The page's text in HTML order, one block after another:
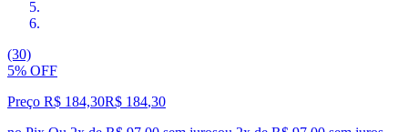
(30)
5% OFF
Preço R$ 184,30R$ 184,30